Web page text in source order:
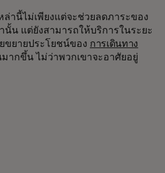
ล่านี้ไม่เพียงแต่จะช่วยลดภาระของ
น แต่ยังสามารถให้บริการในระยะ
ยายประโยชน์ของ การเดินทาง
ากขึ้น ไม่ว่าพวกเขาจะอาศัยอยู่